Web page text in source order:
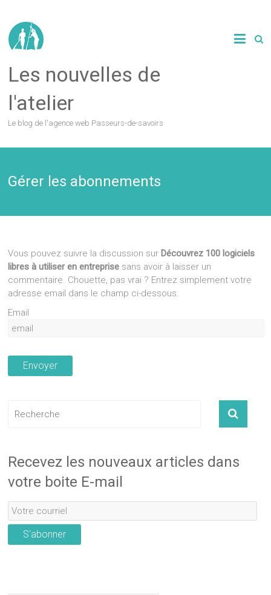
Les nouvelles de
l'atelier
Le blog de l'agence web Passeurs-de-savoirs
Gérer les abonnements
Vous pouvez suivre la discussion sur Découvrez 100 logiciels
libres à utiliser en entreprise sans avoir à laisser un
commentaire. Chouette, pas vrai ? Entrez simplement votre
adresse email dans le champ ci-dessous.
Email
Recevez les nouveaux articles dans
votre boite E-mail
S'abonner